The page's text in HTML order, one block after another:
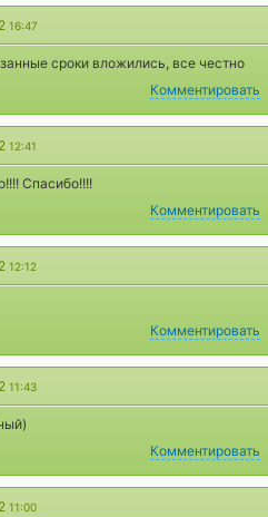
16:47
сроки вложились, все честно
Комментировать
12:41
Спасибо!!!!
Комментировать
12:12
Комментировать
11:43
Комментировать
11:00